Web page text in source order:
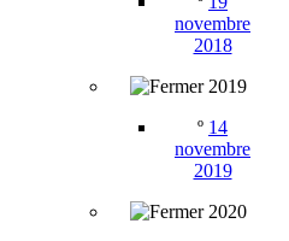
novembre
2018
2019
º 14
novembre
2019
2020